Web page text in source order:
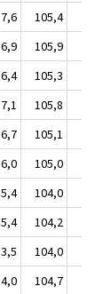
7,6 105,4
6,9 105,9
6,4 105,3
7,1 105,8
6,7 105,1
6,0 105,0
5,4 104,0
5,4 104,2
3,5 104,0
4,0 104,7